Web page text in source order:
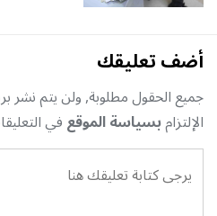
أضف تعليقك
جميع الحقول مطلوبة, ولن يتم نشر
الإلتزامبسياسة الموقعفي